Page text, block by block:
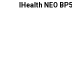
IHealth NEO